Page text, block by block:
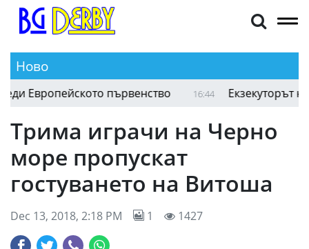
Ново
първенство Екзекуторът на
Трима играчи на Черно
море пропускат
гостуването на Витоша
Dec 13, 2018, 2:18 PM 1 1427